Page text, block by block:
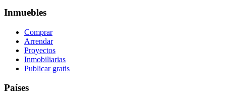
Inmuebles
Comprar
Arrendar
Proyectos
Inmobiliarias
Publicar gratis
Países